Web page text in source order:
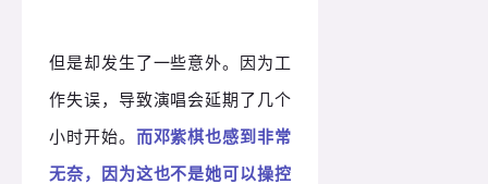
但是却发生了一些意外。因为工
作失误，导致演唱会延期了几个
小时开始。 而邓紫棋也感到非常
无奈，因为这也不是她可以操控